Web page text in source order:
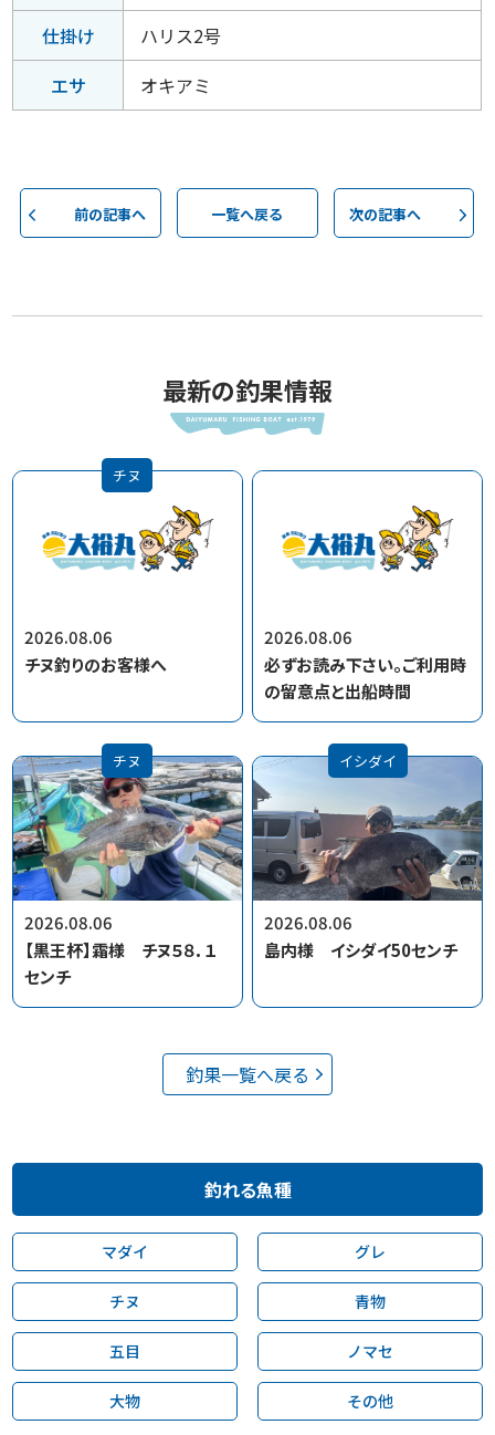
仕掛け
ハリス2号
エサ
オキアミ
前の記事へ 一覧へ戻る 次の記事へ
最新の釣果情報
2026.08.06
チヌ釣りのお客様へ
チヌ
2026.08.06
必ずお読み下さい。ご利用時
の留意点と出船時間
2026.08.06
【黒王杯】霜様 チヌ５８．１
センチ
チヌ
2026.08.06
島内様 イシダイ50センチ
イシダイ
釣果一覧へ戻る
釣れる魚種
マダイ グレ
チヌ 青物
五目 ノマセ
大物 その他